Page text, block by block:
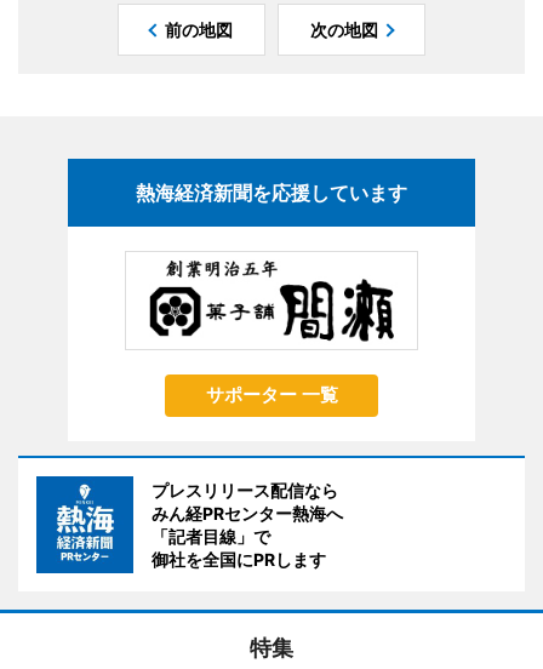
前の地図 次の地図
熱海経済新聞を応援しています
サポーター 一覧
プレスリリース配信なら
みん経PRセンター熱海へ
「記者目線」で
御社を全国にPRします
特集